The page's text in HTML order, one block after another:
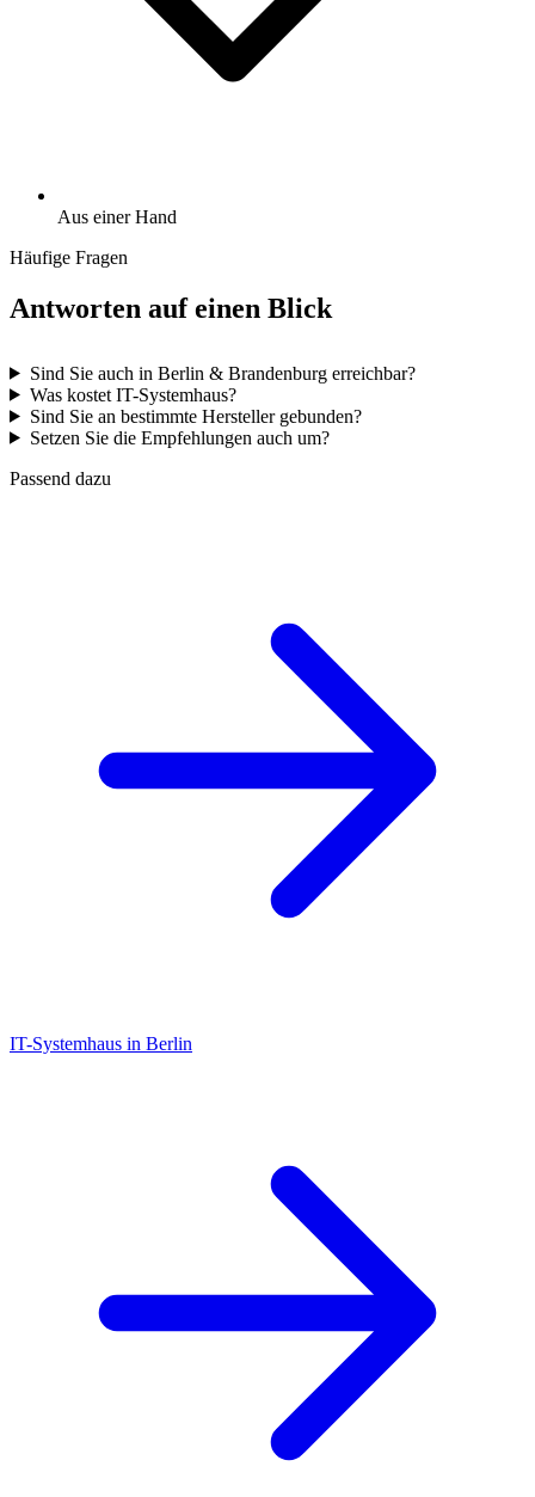
Aus einer Hand
Häufige Fragen
Antworten auf einen Blick
Sind Sie auch in Berlin & Brandenburg erreichbar?
Was kostet IT-Systemhaus?
Sind Sie an bestimmte Hersteller gebunden?
Setzen Sie die Empfehlungen auch um?
Passend dazu
IT-Systemhaus in Berlin